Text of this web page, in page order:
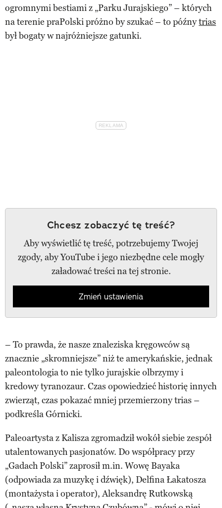
ogromnymi bestiami z „Parku Jurajskiego” – których
na terenie praPolski próżno by szukać – to późnytrias
był bogaty w najróżniejsze gatunki.
Chcesz zobaczyć tę treść?
Aby wyświetlić tę treść, potrzebujemy Twojej
zgody, aby YouTube i jego niezbędne cele mogły
załadować treści na tej stronie.
Zmień ustawienia
– To prawda, że nasze znaleziska kręgowców są
znacznie „skromniejsze” niż te amerykańskie, jednak
paleontologia to nie tylko jurajskie olbrzymy i
kredowy tyranozaur. Czas opowiedzieć historię innych
zwierząt, czas pokazać mniej przemierzony trias –
podkreśla Górnicki.
Paleoartysta z Kalisza zgromadził wokół siebie zespół
utalentowanych pasjonatów. Do współpracy przy
„Gadach Polski” zaprosił m.in. Wowę Bayaka
(odpowiada za muzykę i dźwięk), Delfina Łakatosza
(montażysta i operator), Aleksandrę Rutkowską